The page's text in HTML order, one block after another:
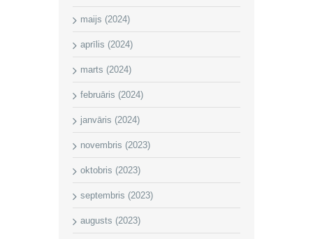
maijs (2024)
aprīlis (2024)
marts (2024)
februāris (2024)
janvāris (2024)
novembris (2023)
oktobris (2023)
septembris (2023)
augusts (2023)